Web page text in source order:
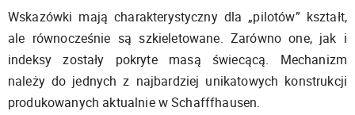
Wskazówki mają charakterystyczny dla „pilotów” kształt,
ale równocześnie są szkieletowane. Zarówno one, jak i
indeksy zostały pokryte masą świecącą. Mechanizm
należy do jednych z najbardziej unikatowych konstrukcji
produkowanych aktualnie w Schafffhausen.